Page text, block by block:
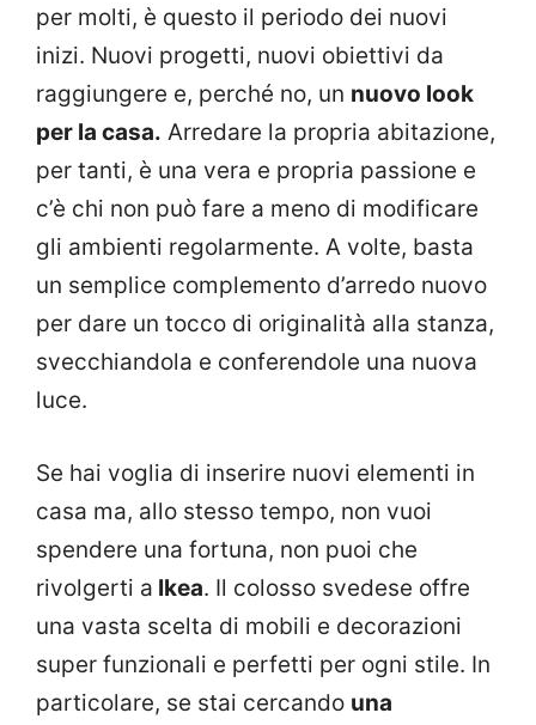
per molti, è questo il periodo dei nuovi
inizi. Nuovi progetti, nuovi obiettivi da
raggiungere e, perché no, un nuovo look
per la casa. Arredare la propria abitazione,
per tanti, è una vera e propria passione e
c’è chi non può fare a meno di modificare
gli ambienti regolarmente. A volte, basta
un semplice complemento d’arredo nuovo
per dare un tocco di originalità alla stanza,
svecchiandola e conferendole una nuova
luce.
Se hai voglia di inserire nuovi elementi in
casa ma, allo stesso tempo, non vuoi
spendere una fortuna, non puoi che
rivolgerti a Ikea. Il colosso svedese offre
una vasta scelta di mobili e decorazioni
super funzionali e perfetti per ogni stile. In
particolare, se stai cercando una